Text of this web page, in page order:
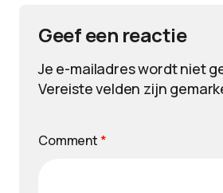
Geef een reactie
Je e-mailadres wordt niet
Vereiste velden zijn
Comment *